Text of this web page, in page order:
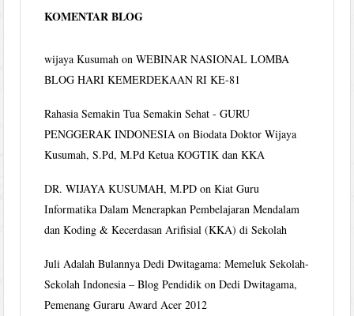
KOMENTAR BLOG
wijaya Kusumah onWEBINAR NASIONAL LOMBA
BLOG HARI KEMERDEKAAN RI KE-81
Rahasia Semakin Tua Semakin Sehat - GURU
PENGGERAK INDONESIA onBiodata Doktor Wijaya
Kusumah, S.Pd, M.Pd Ketua KOGTIK dan KKA
DR. WIJAYA KUSUMAH, M.PD onKiat Guru
Informatika Dalam Menerapkan Pembelajaran Mendalam
dan Koding & Kecerdasan Arifisial (KKA) di Sekolah
Juli Adalah Bulannya Dedi Dwitagama: Memeluk Sekolah-
Sekolah Indonesia – Blog Pendidik onDedi Dwitagama,
Pemenang Guraru Award Acer 2012